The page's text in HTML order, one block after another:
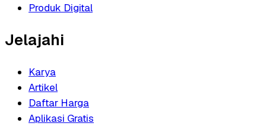
Produk Digital
Jelajahi
Karya
Artikel
Daftar Harga
Aplikasi Gratis